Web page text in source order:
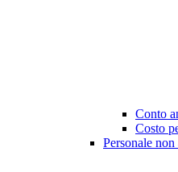
Conto
Costo
Personale